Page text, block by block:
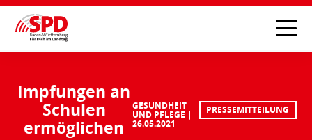
Impfungen an
Schulen
ermöglichen
GESUNDHEIT
UND PFLEGE
26.05.2021
PRESSEMITTEILUNG